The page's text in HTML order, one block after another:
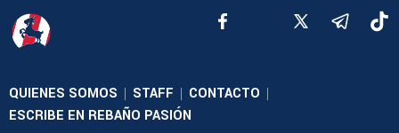
QUIENES SOMOS | STAFF | CONTACTO |
ESCRIBE EN REBAÑO PASIÓN